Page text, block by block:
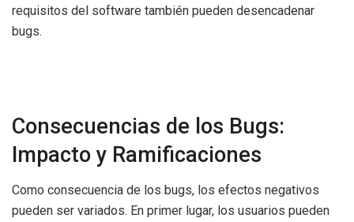
requisitos del software también pueden desencadenar
bugs.
Consecuencias de los Bugs:
Impacto y Ramificaciones
Como consecuencia de los bugs, los efectos negativos
pueden ser variados. En primer lugar, los usuarios pueden